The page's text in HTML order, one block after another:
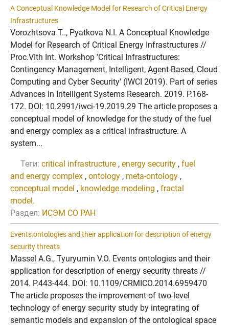
A Conceptual Knowledge Model for Research of Critical Energy
Infrastructures
Vorozhtsova T.., Pyatkova N.I. A Conceptual Knowledge
Model for Research of Critical Energy Infrastructures //
Proc.VIth Int. Workshop 'Critical Infrastructures:
Contingency Management, Intelligent, Agent-Based, Cloud
Computing and Cyber Security' (IWCI 2019). Part of series
Advances in Intelligent Systems Research. 2019. P.168-
172. DOI: 10.2991/iwci-19.2019.29 The article proposes a
conceptual model of knowledge for the study of the fuel
and energy complex as a critical infrastructure. A
system...
Теги: critical infrastructure , energy security , fuel
and energy complex , ontology , meta-ontology ,
conceptual model , knowledge modeling , fractal
model.
Раздел: ИСЭМ СО РАН
Events ontologies and their application for description of energy
security threats
Massel A.G., Tyuryumin V.O. Events ontologies and their
application for description of energy security threats //
2014. P.443-444. DOI: 10.1109/CRMICO.2014.6959470
The article proposes the improvement of two-level
technology of energy security study by integrating of
semantic models and expansion of the ontological space